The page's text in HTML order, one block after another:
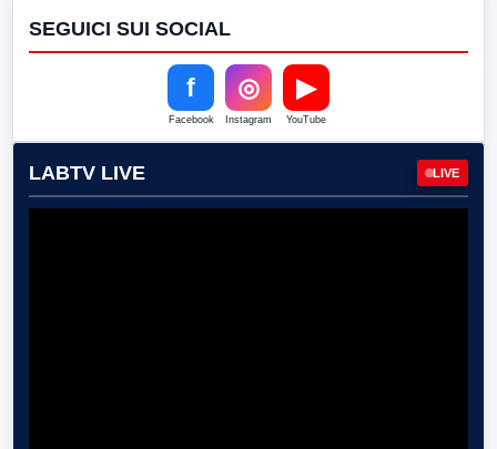
SEGUICI SUI SOCIAL
f
Facebook
◎
Instagram
▶
YouTube
LABTV LIVE LIVE